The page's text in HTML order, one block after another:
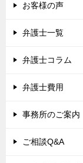
お客様の声
弁護士一覧
弁護士コラム
弁護士費用
事務所のご案内
ご相談Q&A